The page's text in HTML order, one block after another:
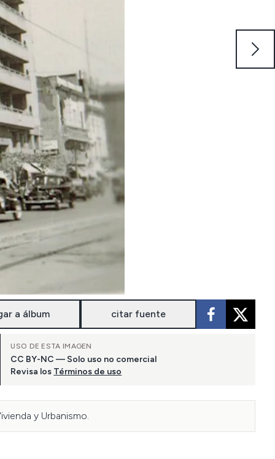
a álbum citar fuente
USO DE ESTA IMAGEN
CC BY-NC — Solo uso no comercial
Revisa los Términos de uso
y Urbanismo.